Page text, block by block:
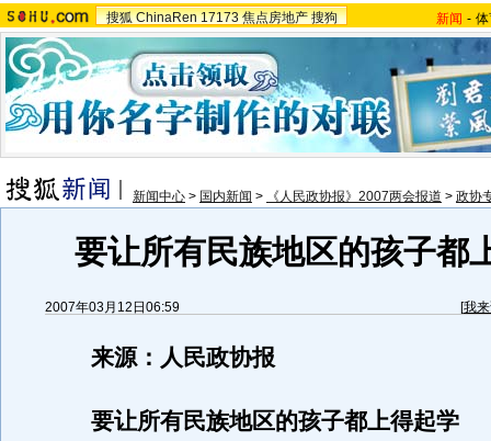
搜狐 ChinaRen 17173 焦点房地产 搜狗 新闻 -
新闻中心 > 国内新闻 > 《人民政协报》2007两会报道 > 政协
要让所有民族地区的孩子都
2007年03月12日06:59 [我
来源：人民政协报
要让所有民族地区的孩子都上得起学